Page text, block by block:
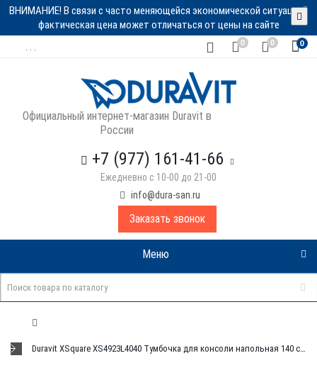
ВНИМАНИЕ! В связи с часто меняющейся экономической ситуацией
фактическая цена может отличаться от цены на сайте
0 0 0
Официальный интернет-магазин Duravit в
России
+7 (977) 161-41-66
Ежедневно с 10-00 до 21-00
info@dura-san.ru
Заказать звонок
Меню
Duravit XSquare XS4923L4040 Тумбочка для консоли напольная 140 см Черный глянцевый